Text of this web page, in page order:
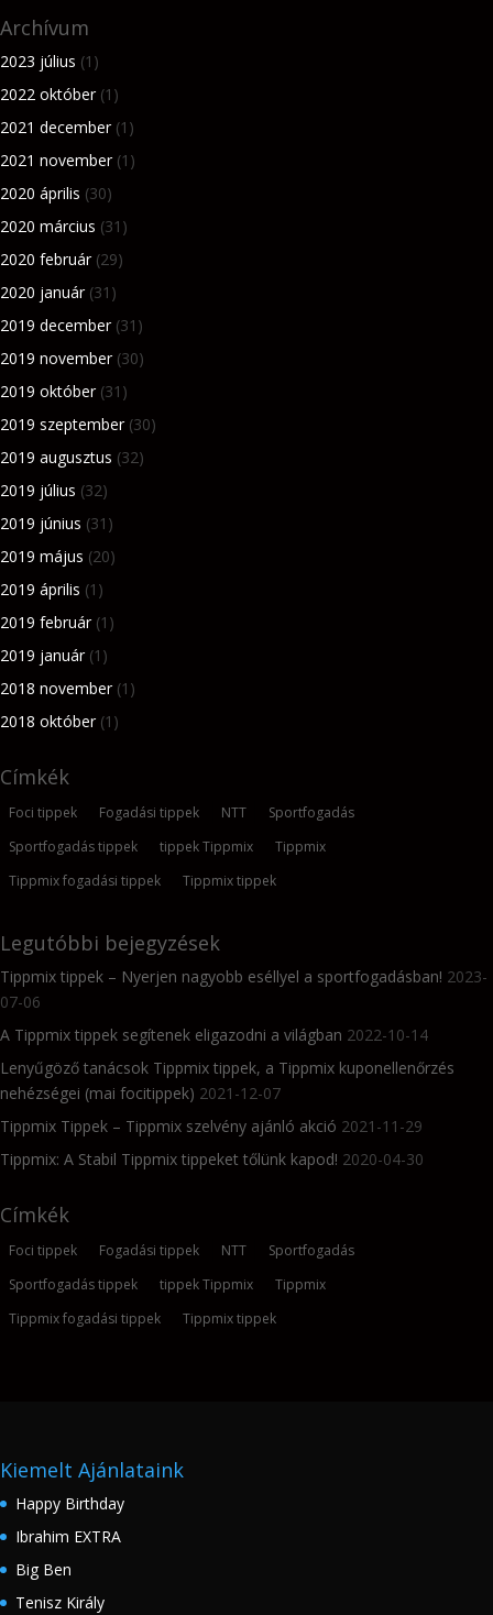
Archívum
2023 július (1)
2022 október(1)
2021 december(1)
2021 november(1)
2020 április (30)
2020 március (31)
2020 február(29)
2020 január(31)
2019 december(31)
2019 november(30)
2019 október(31)
2019 szeptember(30)
2019 augusztus (32)
2019 július (32)
2019 június (31)
2019 május (20)
2019 április (1)
2019 február(1)
2019 január(1)
2018 november(1)
2018 október(1)
Címkék
Foci tippek Fogadási tippek NTT
Sportfogadás
Sportfogadás tippek
tippek Tippmix
Tippmix
Tippmix fogadási tippek
Tippmix tippek
Legutóbbi bejegyzések
Tippmix tippek – Nyerjen nagyobb eséllyel a sportfogadásban! 2023-
07-06
A Tippmix tippek segítenek eligazodni a világban 2022-10-14
Lenyűgöző tanácsok Tippmix tippek, a Tippmix kuponellenőrzés
nehézségei (mai focitippek) 2021-12-07
Tippmix Tippek – Tippmix szelvény ajánló akció 2021-11-29
Tippmix: A Stabil Tippmix tippeket tőlünk kapod! 2020-04-30
Címkék
Foci tippek Fogadási tippek NTT
Sportfogadás
Sportfogadás tippek
tippek Tippmix
Tippmix
Tippmix fogadási tippek
Tippmix tippek
Kiemelt Ajánlataink
Happy Birthday
Ibrahim EXTRA
Big Ben
Tenisz Király